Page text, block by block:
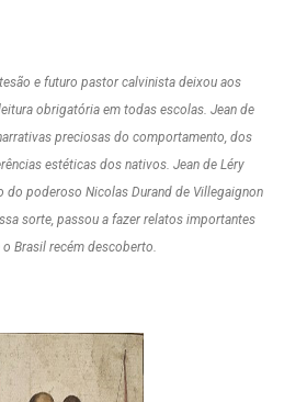
e futuro pastor calvinista deixou aos
obrigatória em todas escolas. Jean de
preciosas do comportamento, dos
estéticas dos nativos. Jean de Léry
do poderoso Nicolas Durand de Villegaignon
sorte, passou a fazer relatos importantes
Brasil recém descoberto.